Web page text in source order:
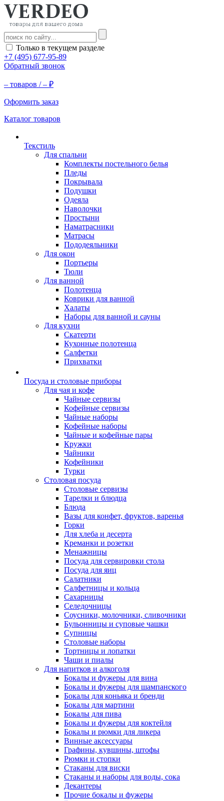
Только в текущем разделе
+7 (495) 677-95-89
Обратный звонок
– товаров /– ₽
Оформить заказ
Каталог товаров
Текстиль
Для спальни
Комплекты постельного белья
Пледы
Покрывала
Подушки
Одеяла
Наволочки
Простыни
Наматрасники
Матрасы
Пододеяльники
Для окон
Портьеры
Тюли
Для ванной
Полотенца
Коврики для ванной
Халаты
Наборы для ванной и сауны
Для кухни
Скатерти
Кухонные полотенца
Салфетки
Прихватки
Посуда и столовые приборы
Для чая и кофе
Чайные сервизы
Кофейные сервизы
Чайные наборы
Кофейные наборы
Чайные и кофейные пары
Кружки
Чайники
Кофейники
Турки
Столовая посуда
Столовые сервизы
Тарелки и блюдца
Блюда
Вазы для конфет, фруктов, варенья
Горки
Для хлеба и десерта
Креманки и розетки
Менажницы
Посуда для сервировки стола
Посуда для яиц
Салатники
Салфетницы и кольца
Сахарницы
Селедочницы
Соусники, молочники, сливочники
Бульонницы и суповые чашки
Супницы
Столовые наборы
Тортницы и лопатки
Чаши и пиалы
Для напитков и алкоголя
Бокалы и фужеры для вина
Бокалы и фужеры для шампанского
Бокалы для коньяка и бренди
Бокалы для мартини
Бокалы для пива
Бокалы и фужеры для коктейля
Бокалы и рюмки для ликера
Винные аксессуары
Графины, кувшины, штофы
Рюмки и стопки
Стаканы для виски
Стаканы и наборы для воды, сока
Декантеры
Прочие бокалы и фужеры